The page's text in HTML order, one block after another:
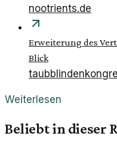
nootrients.de
Erweiterung des
Blick
Weiterlesen
Beliebt in dieser